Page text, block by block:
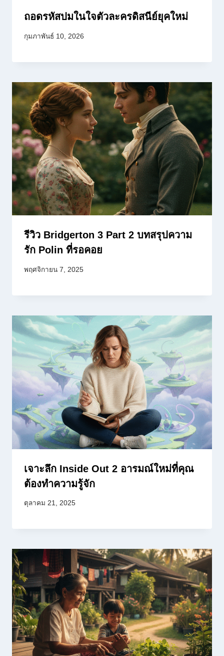
ถอดรหัสปมในใจตัวละครดิสนีย์ยุคใหม่
กุมภาพันธ์ 10, 2026
รีวิว Bridgerton 3 Part 2 บทสรุปความ
รัก Polin ที่รอคอย
พฤศจิกายน 7, 2025
เจาะลึก Inside Out 2 อารมณ์ใหม่ที่คุณ
ต้องทำความรู้จัก
ตุลาคม 21, 2025